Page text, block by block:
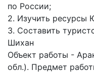
по России;
2. Изучить ресурсы
3. Составить
Шихан
Объект работы -
обл.). Предмет